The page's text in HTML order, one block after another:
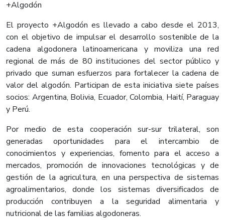
+Algodón
El proyecto +Algodón es llevado a cabo desde el 2013,
con el objetivo de impulsar el desarrollo sostenible de la
cadena algodonera latinoamericana y moviliza una red
regional de más de 80 instituciones del sector público y
privado que suman esfuerzos para fortalecer la cadena de
valor del algodón. Participan de esta iniciativa siete países
socios: Argentina, Bolivia, Ecuador, Colombia, Haití, Paraguay
y Perú.
Por medio de esta cooperación sur-sur trilateral, son
generadas oportunidades para el intercambio de
conocimientos y experiencias, fomento para el acceso a
mercados, promoción de innovaciones tecnológicas y de
gestión de la agricultura, en una perspectiva de sistemas
agroalimentarios, donde los sistemas diversificados de
producción contribuyen a la seguridad alimentaria y
nutricional de las familias algodoneras.​